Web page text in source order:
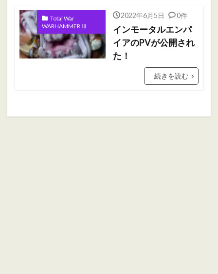
Total War
WARHAMMER Ⅲ
2022年6月5日 0件
インモータルエンパ
イアのPVが公開され
た！
続きを読む
攻略ガイド
自作PC
検索